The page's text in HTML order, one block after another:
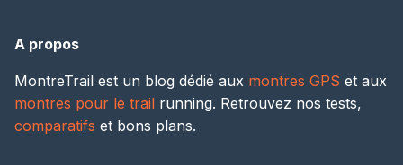
A propos
MontreTrail est un blog dédié aux montres GPS et aux
montres pour le trail running. Retrouvez nos tests,
comparatifs et bons plans.